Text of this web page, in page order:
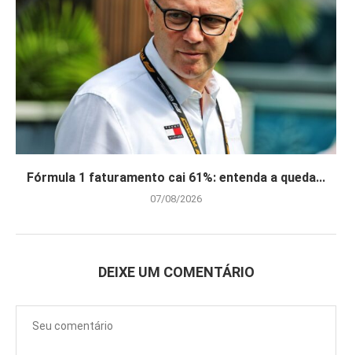
Fórmula 1 faturamento cai 61%: entenda a queda...
07/08/2026
DEIXE UM COMENTÁRIO